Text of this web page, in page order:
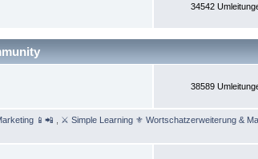
34542
38589
📱📲 ⚔ Simple Learning ⚜ Wortschatzerweiterung &